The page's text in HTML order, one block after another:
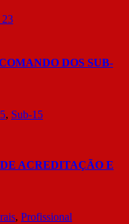
23
DOS SUB-
, Sub-15
ACREDITAÇÃO E
, Profissional